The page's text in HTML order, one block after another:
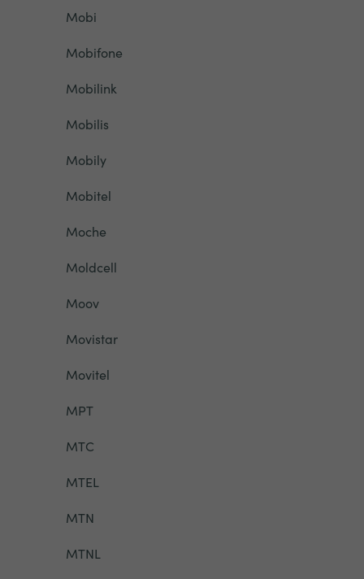
Mobi
Mobifone
Mobilink
Mobilis
Mobily
Mobitel
Moche
Moldcell
Moov
Movistar
Movitel
MPT
MTC
MTEL
MTN
MTNL